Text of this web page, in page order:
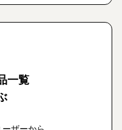
一覧